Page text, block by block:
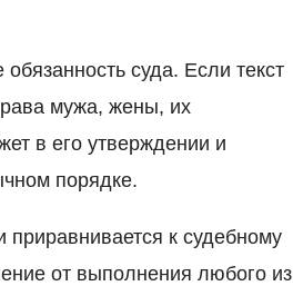
суда. Если текст
мужа, жены, их
в его утверждении и
порядке.
к судебному
от выполнения любого из